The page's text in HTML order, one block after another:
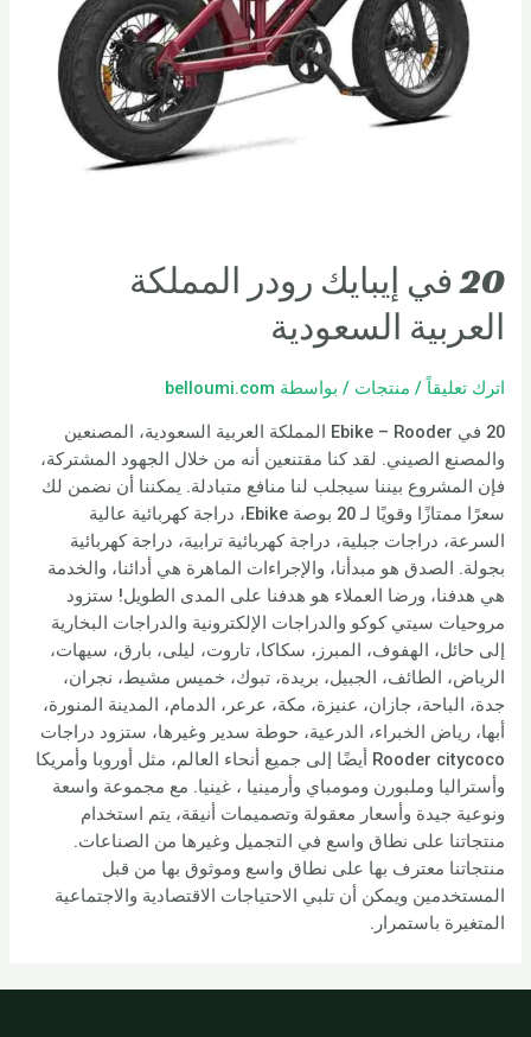
20 في إيبايك رودر المملكة
العربية السعودية
اترك تعليقاً / منتجات / بواسطة belloumi.com
20 في Ebike – Rooder المملكة العربية السعودية، المصنعين
والمصنع الصيني. لقد كنا مقتنعين أنه من خلال الجهود المشتركة،
فإن المشروع بيننا سيجلب لنا منافع متبادلة. يمكننا أن نضمن لك
سعرًا ممتازًا وقويًا لـ 20 بوصة Ebike، دراجة كهربائية عالية
السرعة، دراجات جبلية، دراجة كهربائية ترابية، دراجة كهربائية
بجولة. الصدق هو مبدأنا، والإجراءات الماهرة هي أدائنا، والخدمة
هي هدفنا، ورضا العملاء هو هدفنا على المدى الطويل! ستزود
مروحيات سيتي كوكو والدراجات الإلكترونية والدراجات البخارية
إلى حائل، الهفوف، المبرز، سكاكا، تاروت، ليلى، بارق، سيهات،
الرياض، الطائف، الجبيل، بريدة، تبوك، خميس مشيط، نجران،
جدة، الباحة، جازان، عنيزة، مكة، عرعر، الدمام، المدينة المنورة،
أبها، رياض الخبراء، الدرعية، حوطة سدير وغيرها، ستزود دراجات
Rooder citycoco أيضًا إلى جميع أنحاء العالم، مثل أوروبا وأمريكا
وأستراليا وملبورن ومومباي وأرمينيا ، غينيا. مع مجموعة واسعة
ونوعية جيدة وأسعار معقولة وتصميمات أنيقة، يتم استخدام
منتجاتنا على نطاق واسع في التجميل وغيرها من الصناعات.
منتجاتنا معترف بها على نطاق واسع وموثوق بها من قبل
المستخدمين ويمكن أن تلبي الاحتياجات الاقتصادية والاجتماعية
المتغيرة باستمرار.